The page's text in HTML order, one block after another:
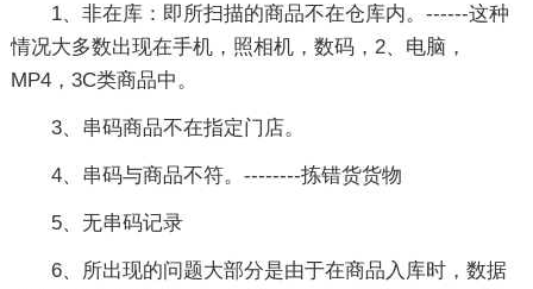
1、非在库：即所扫描的商品不在仓库内。------这种
情况大多数出现在手机，照相机，数码，2、电脑，
MP4，3C类商品中。
3、串码商品不在指定门店。
4、串码与商品不符。--------拣错货货物
5、无串码记录
6、所出现的问题大部分是由于在商品入库时，数据